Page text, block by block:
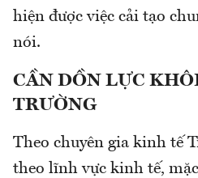
hiện được việc cải tạo
nói.
CẦN DỒN LỰC
TRƯỜNG
Theo chuyên gia kinh tế
theo lĩnh vực kinh tế,